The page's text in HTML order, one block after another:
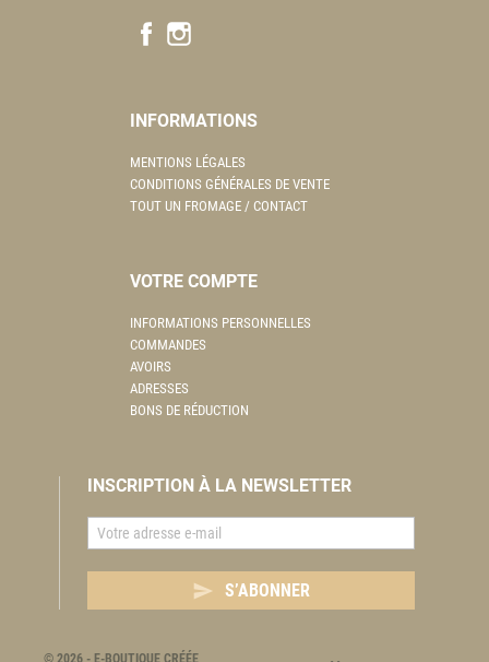
INFORMATIONS
MENTIONS LÉGALES
CONDITIONS GÉNÉRALES DE VENTE
TOUT UN FROMAGE / CONTACT
VOTRE COMPTE
INFORMATIONS PERSONNELLES
COMMANDES
AVOIRS
ADRESSES
BONS DE RÉDUCTION
INSCRIPTION À LA NEWSLETTER
 S’ABONNER